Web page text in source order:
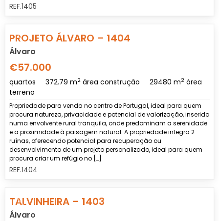
REF.1405
Previous
PROJETO ÁLVARO – 1404
Álvaro
€57.000
quartos 372.79 m2 área construção 29480 m2 área
terreno
Propriedade para venda no centro de Portugal, ideal para quem
procura natureza, privacidade e potencial de valorização, inserida
numa envolvente rural tranquila, onde predominam a serenidade
e a proximidade à paisagem natural. A propriedade integra 2
ruínas, oferecendo potencial para recuperação ou
desenvolvimento de um projeto personalizado, ideal para quem
procura criar um refúgio no […]
REF.1404
Previous
TALVINHEIRA – 1403
Álvaro